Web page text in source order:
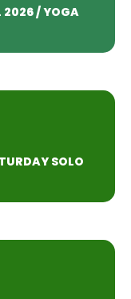
2026 / YOGA
SOLO